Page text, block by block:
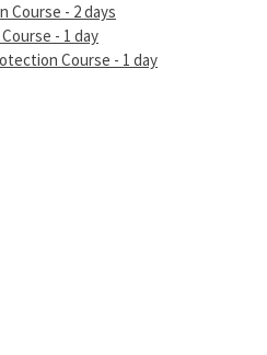
Course - 2 days
- 1 day
Course - 1 day